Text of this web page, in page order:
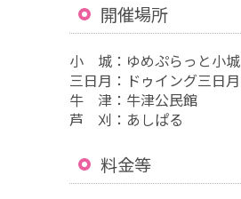
開催場所
小 城：ゆめぷらっと小城
三日月：ドゥイング三日月
牛 津：牛津公民館
芦 刈：あしぱる
料金等